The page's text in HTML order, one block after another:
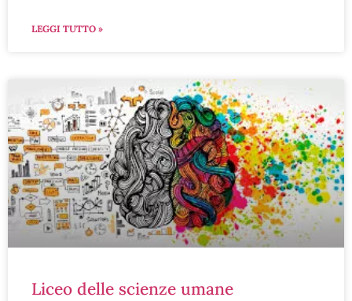
LEGGI TUTTO »
liceo delle scienze umane